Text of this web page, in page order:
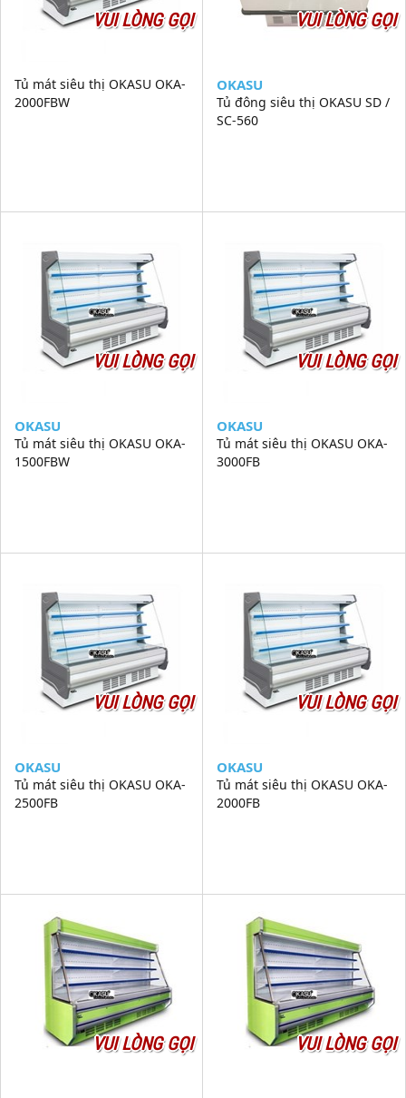
VUI LÒNG GỌI
Tủ mát siêu thị OKASU OKA-
2000FBW
VUI LÒNG GỌI
OKASU
Tủ đông siêu thị OKASU SD /
SC-560
VUI LÒNG GỌI
OKASU
Tủ mát siêu thị OKASU OKA-
1500FBW
VUI LÒNG GỌI
OKASU
Tủ mát siêu thị OKASU OKA-
3000FB
VUI LÒNG GỌI
OKASU
Tủ mát siêu thị OKASU OKA-
2500FB
VUI LÒNG GỌI
OKASU
Tủ mát siêu thị OKASU OKA-
2000FB
VUI LÒNG GỌI VUI LÒNG GỌI